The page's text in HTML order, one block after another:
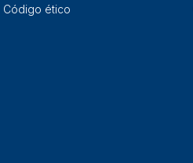
Código ético